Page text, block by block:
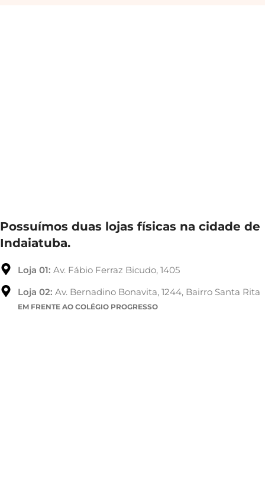
Possuímos duas lojas físicas na cidade de
Indaiatuba.
Loja 01: Av. Fábio Ferraz Bicudo, 1405
Loja 02: Av. Bernadino Bonavita, 1244, Bairro Santa Rita
EM FRENTE AO COLÉGIO PROGRESSO